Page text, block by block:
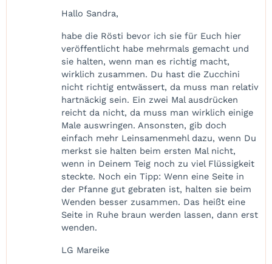
Hallo Sandra,
habe die Rösti bevor ich sie für Euch hier
veröffentlicht habe mehrmals gemacht und
sie halten, wenn man es richtig macht,
wirklich zusammen. Du hast die Zucchini
nicht richtig entwässert, da muss man relativ
hartnäckig sein. Ein zwei Mal ausdrücken
reicht da nicht, da muss man wirklich einige
Male auswringen. Ansonsten, gib doch
einfach mehr Leinsamenmehl dazu, wenn Du
merkst sie halten beim ersten Mal nicht,
wenn in Deinem Teig noch zu viel Flüssigkeit
steckte. Noch ein Tipp: Wenn eine Seite in
der Pfanne gut gebraten ist, halten sie beim
Wenden besser zusammen. Das heißt eine
Seite in Ruhe braun werden lassen, dann erst
wenden.
LG Mareike